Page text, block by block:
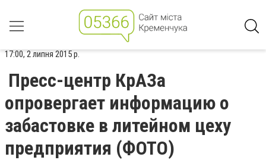
17:00, 2 липня 2015 р.
Пресс-центр КрАЗа
опровергает информацию о
забастовке в литейном цеху
предприятия (ФОТО)